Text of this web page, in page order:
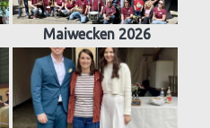
Maiwecken 2026